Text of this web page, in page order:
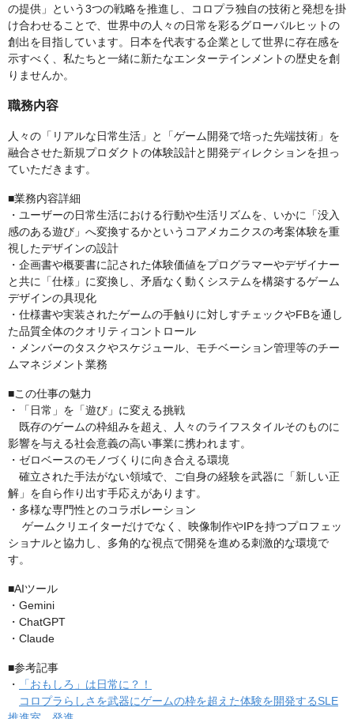
の提供」という3つの戦略を推進し、コロプラ独自の技術と発想を掛
け合わせることで、世界中の人々の日常を彩るグローバルヒットの
創出を目指しています。日本を代表する企業として世界に存在感を
示すべく、私たちと一緒に新たなエンターテインメントの歴史を創
りませんか。
職務内容
人々の「リアルな日常生活」と「ゲーム開発で培った先端技術」を
融合させた新規プロダクトの体験設計と開発ディレクションを担っ
ていただきます。
■業務内容詳細
・ユーザーの日常生活における行動や生活リズムを、いかに「没入
感のある遊び」へ変換するかというコアメカニクスの考案体験を重
視したデザインの設計
・企画書や概要書に記された体験価値をプログラマーやデザイナー
と共に「仕様」に変換し、矛盾なく動くシステムを構築するゲーム
デザインの具現化
・仕様書や実装されたゲームの手触りに対しすチェックやFBを通し
た品質全体のクオリティコントロール
・メンバーのタスクやスケジュール、モチベーション管理等のチー
ムマネジメント業務
■この仕事の魅力
・「日常」を「遊び」に変える挑戦
既存のゲームの枠組みを超え、人々のライフスタイルそのものに
影響を与える社会意義の高い事業に携われます。
・ゼロベースのモノづくりに向き合える環境
確立された手法がない領域で、ご自身の経験を武器に「新しい正
解」を自ら作り出す手応えがあります。
・多様な専門性とのコラボレーション
ゲームクリエイターだけでなく、映像制作やIPを持つプロフェッ
ショナルと協力し、多角的な視点で開発を進める刺激的な環境で
す。
■AIツール
・Gemini
・ChatGPT
・Claude
■参考記事
・
「おもしろ」は日常に？！
コロプラらしさを武器にゲームの枠を超えた体験を開発するSLE